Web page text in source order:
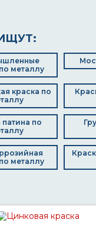
металлу
краска по
патина по
металлу